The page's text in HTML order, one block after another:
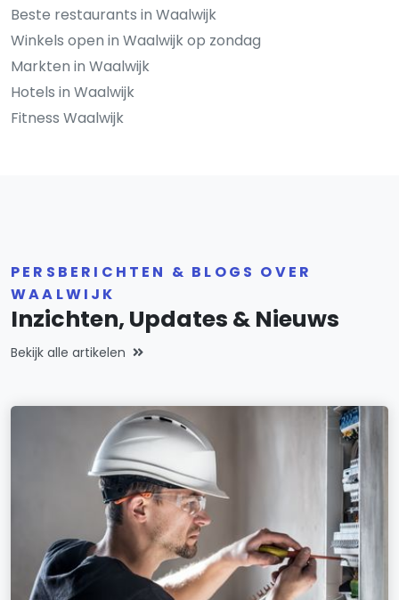
Beste restaurants in Waalwijk
Winkels open in Waalwijk op zondag
Markten in Waalwijk
Hotels in Waalwijk
Fitness Waalwijk
PERSBERICHTEN & BLOGS OVER
WAALWIJK
Inzichten, Updates & Nieuws
Bekijk alle artikelen